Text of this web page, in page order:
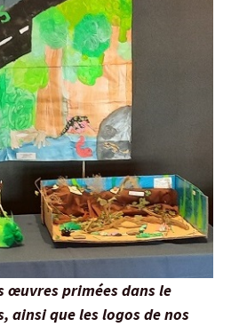
œuvres primées dans le
ainsi que les logos de nos